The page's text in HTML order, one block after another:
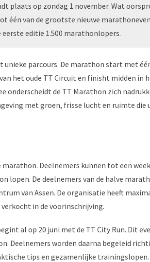
plaats op zondag 1 november. Wat
één van de grootste nieuwe
editie 1.500 marathonlopers.
unieke parcours. De marathon start met
het oude TT Circuit en finisht midden in
onderscheidt de TT Marathon zich
met groen, frisse lucht en ruimte
Deelnemers kunnen tot een
lopen. De deelnemers van de halve
van Assen. De organisatie heeft
in de voorinschrijving.
al op 20 juni met de TT City Run. Dit
Deelnemers worden daarna begeleid
tips en gezamenlijke trainingslopen.